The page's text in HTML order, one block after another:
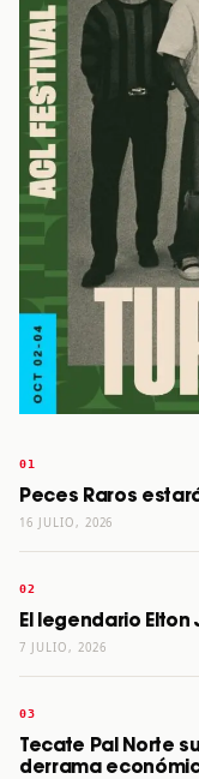
Peces Raros
16 JULIO, 2026
El legendario
7 JULIO, 2026
Tecate Pal Norte
derrama